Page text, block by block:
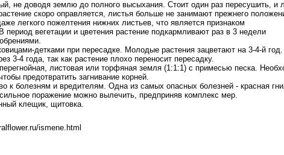
не доводя землю до полного высыхания. Стоит один раз пересушить, и
скоро оправляется, листья больше не занимают прежнего
легкого пожелтения нижних листьев, что является признаком
период вегетации и цветения растение подкармливают раз в 3 недели
детками при пересадке. Молодые растения зацветают на 3-4-й год.
3-4 года, так как растение плохо переносит пересадку.
листовая или торфяная земля (1:1:1) с примесью песка.
предотвратить загнивание корней.
к болезням и вредителям. Одна из самых опасных болезней - красная
поражение можно вылечить, предприняв комплекс мер.
клещик, щитовка.
ismene.html